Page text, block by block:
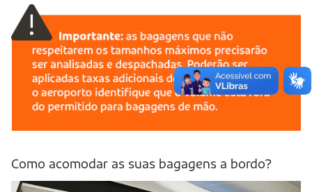
Como acomodar as suas bagagens a bordo?